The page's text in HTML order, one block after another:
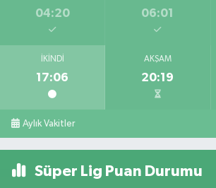
04:20 06:01
İKINDI
17:06
AKŞAM
20:19
Aylık Vakitler
Süper Lig Puan Durumu